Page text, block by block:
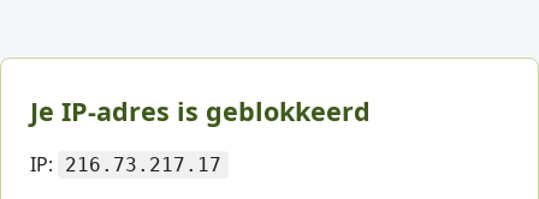
Je IP-adres is geblokkeerd
IP: 216.73.217.17